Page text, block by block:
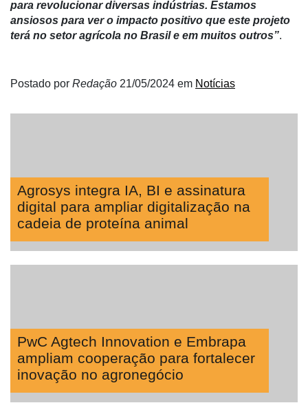
para revolucionar diversas indústrias. Estamos
ansiosos para ver o impacto positivo que este projeto
terá no setor agrícola no Brasil e em muitos outros”.
Postado por Redação 21/05/2024 em Notícias
Agrosys integra IA, BI e assinatura
digital para ampliar digitalização na
cadeia de proteína animal
PwC Agtech Innovation e Embrapa
ampliam cooperação para fortalecer
inovação no agronegócio